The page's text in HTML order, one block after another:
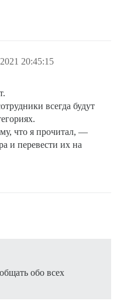
20:45:15
всегда будут
что я прочитал, —
и перевести их на
обо всех